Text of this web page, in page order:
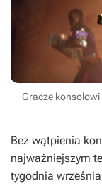
Gracze
Bez wątpienia
najważniejszym
tygodnia